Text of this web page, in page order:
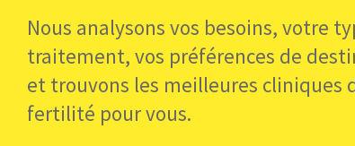
Europe
Nous analysons vos besoins, votre
traitement, vos préférences de
et trouvons les meilleures cliniques
fertilité pour vous.